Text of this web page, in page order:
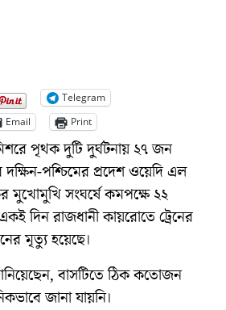
Telegram
Email Print
পৃথক দুটি দুর্ঘটনায় ২৭ জন
পশ্চিমের প্রদেশ ওয়েদি এল
মুখোমুখি সংঘর্ষে কমপক্ষে ২২
দিন রাজধানী কায়রোতে ট্রেনের
মৃত্যু হয়েছে।
জানিয়েছেন, বাসটিতে ঠিক কতোজন
জানা যায়নি।